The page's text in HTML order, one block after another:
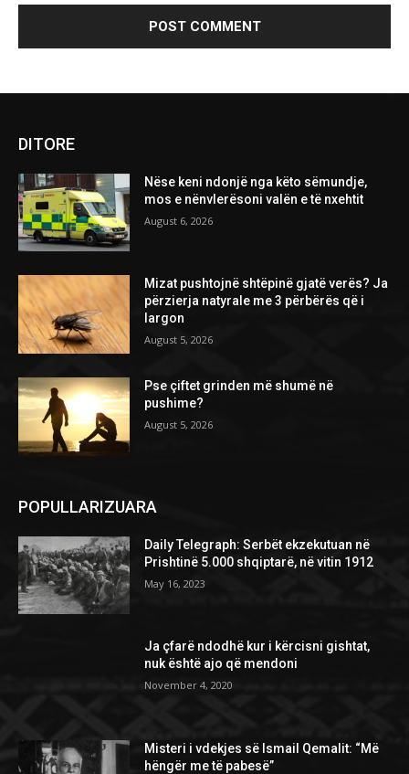
DITORE
Nëse keni ndonjë nga këto sëmundje,
mos e nënvlerësoni valën e të nxehtit
August 6, 2026
Mizat pushtojnë shtëpinë gjatë verës? Ja
përzierja natyrale me 3 përbërës që i
largon
August 5, 2026
Pse çiftet grinden më shumë në
pushime?
August 5, 2026
POPULLARIZUARA
Daily Telegraph: Serbët ekzekutuan në
Prishtinë 5.000 shqiptarë, në vitin 1912
May 16, 2023
Ja çfarë ndodhë kur i kërcisni gishtat,
nuk është ajo që mendoni
November 4, 2020
Misteri i vdekjes së Ismail Qemalit: “Më
hëngër me të pabesë”